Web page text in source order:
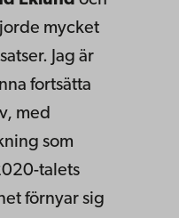
mycket
Jag är
fortsätta
med
som
talets
förnyar sig